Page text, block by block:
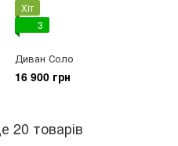
Хіт
3
Диван Соло
16 900 грн
20 товарів